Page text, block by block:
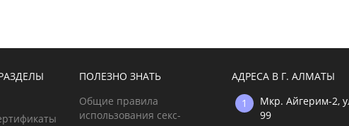
ПОЛЕЗНО ЗНАТЬ
Общие правила
использования секс-
АДРЕСА В Г. АЛМАТЫ
Мкр. Айгерим-2,
99